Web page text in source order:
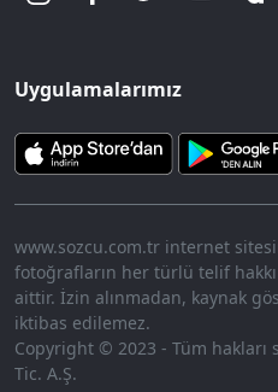
Uygulamalarımız
www.sozcu.com.tr internet
fotoğrafların her türlü telif
aittir. İzin alınmadan, kaynak
iktibas edilemez.
Copyright © 2023 - Tüm hakları
Tic. A.Ş.